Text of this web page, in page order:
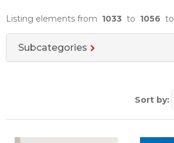
Listing elements from 1033 to 1056 to
Subcategories
Sort by: